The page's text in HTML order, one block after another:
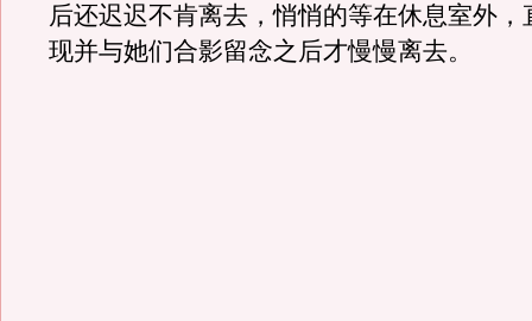
后还迟迟不肯离去，悄悄的等在休息室外，
现并与她们合影留念之后才慢慢离去。